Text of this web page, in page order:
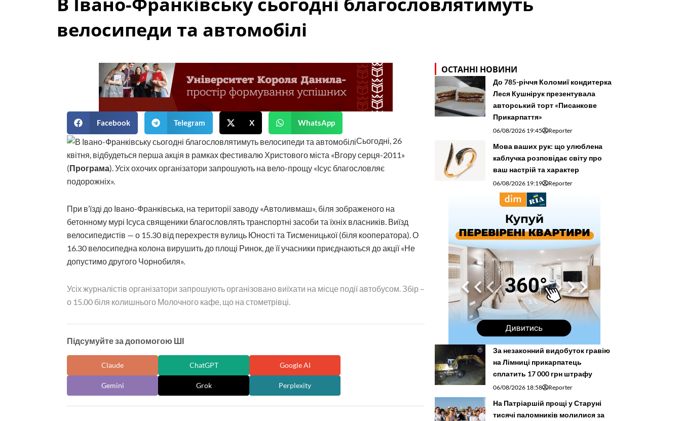
велосипеди та автомобілі
Facebook Telegram X WhatsApp
Сьогодні, 26
квітня, відбудеться перша акція в рамках фестивалю Христового міста «Вгору серця-2011»
(Програма). Усіх охочих організатори запрошують на вело-прощу «Ісус благословляє
подорожніх».
При в’їзді до Івано-Франківська, на території заводу «Автоливмаш», біля зображеного на
бетонному мурі Ісуса священики благословлять транспортні засоби та їхніх власників. Виїзд
велосипедистів — о 15.30 від перехрестя вулиць Юності та Тисменицької (біля кооператора). О
16.30 велосипедна колона вирушить до площі Ринок, де її учасники приєднаються до акції «Не
допустимо другого Чорнобиля».
Усіх журналістів організатори запрошують організовано виїхати на місце події автобусом. Збір –
о 15.00 біля колишнього Молочного кафе, що на стометрівці.
Підсумуйте за допомогою ШІ
Claude ChatGPT Google AI
Gemini Grok Perplexity
ОСТАННІ НОВИНИ
До 785-річчя Коломиї кондитерка
Леся Кушнірук презентувала
авторський торт «Писанкове
Прикарпаття»
06/08/2026 19:45 Reporter
Мова ваших рук: що улюблена
каблучка розповідає світу про
ваш настрій та характер
06/08/2026 19:19 Reporter
За незаконний видобуток гравію
на Лімниці прикарпатець
сплатить 17 000 грн штрафу
06/08/2026 18:58 Reporter
На Патріаршій прощі у Старуні
тисячі паломників молилися за